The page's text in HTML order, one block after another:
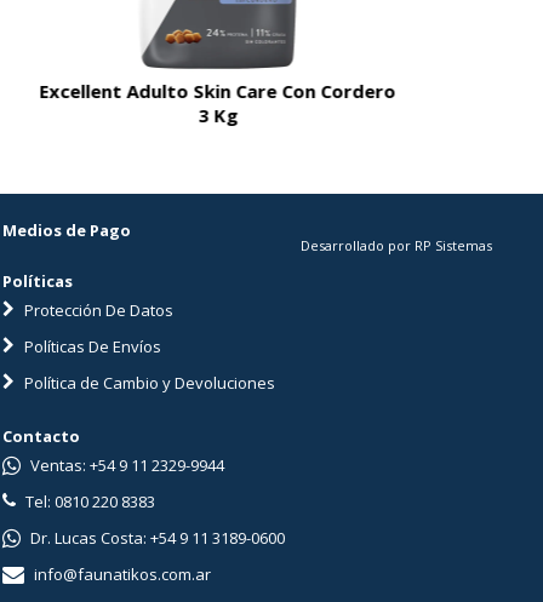
Excellent Adulto Skin Care Con Cordero
3 Kg
Medios de Pago
Políticas
Protección De Datos
Políticas De Envíos
Política de Cambio y Devoluciones
Desarrollado por RP Sistemas
Contacto
Ventas: +54 9 11 2329-9944
Tel: 0810 220 8383
Dr. Lucas Costa: +54 9 11 3189-0600
info@faunatikos.com.ar